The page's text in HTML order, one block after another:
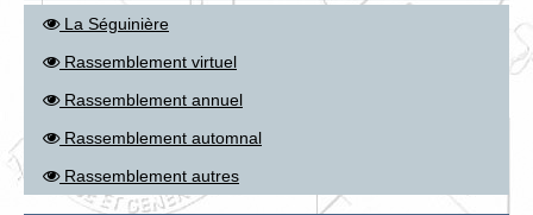
La Séguinière
Rassemblement virtuel
Rassemblement annuel
Rassemblement automnal
Rassemblement autres